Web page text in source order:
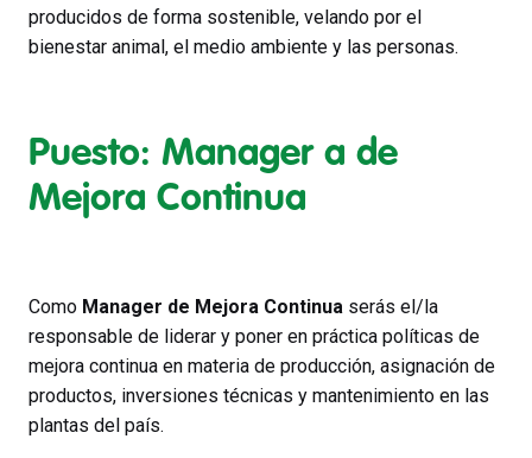
producidos de forma sostenible, velando por el
bienestar animal, el medio ambiente y las personas.
Puesto: Manager a de
Mejora Continua
Como Manager de Mejora Continua serás el/la
responsable de liderar y poner en práctica políticas de
mejora continua en materia de producción, asignación de
productos, inversiones técnicas y mantenimiento en las
plantas del país.